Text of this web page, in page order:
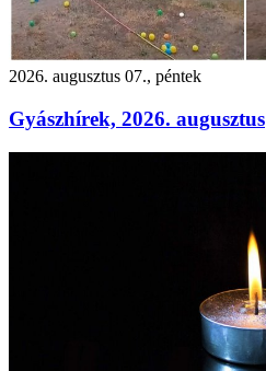
2026. augusztus 07., péntek
Gyászhírek, 2026. augusztus